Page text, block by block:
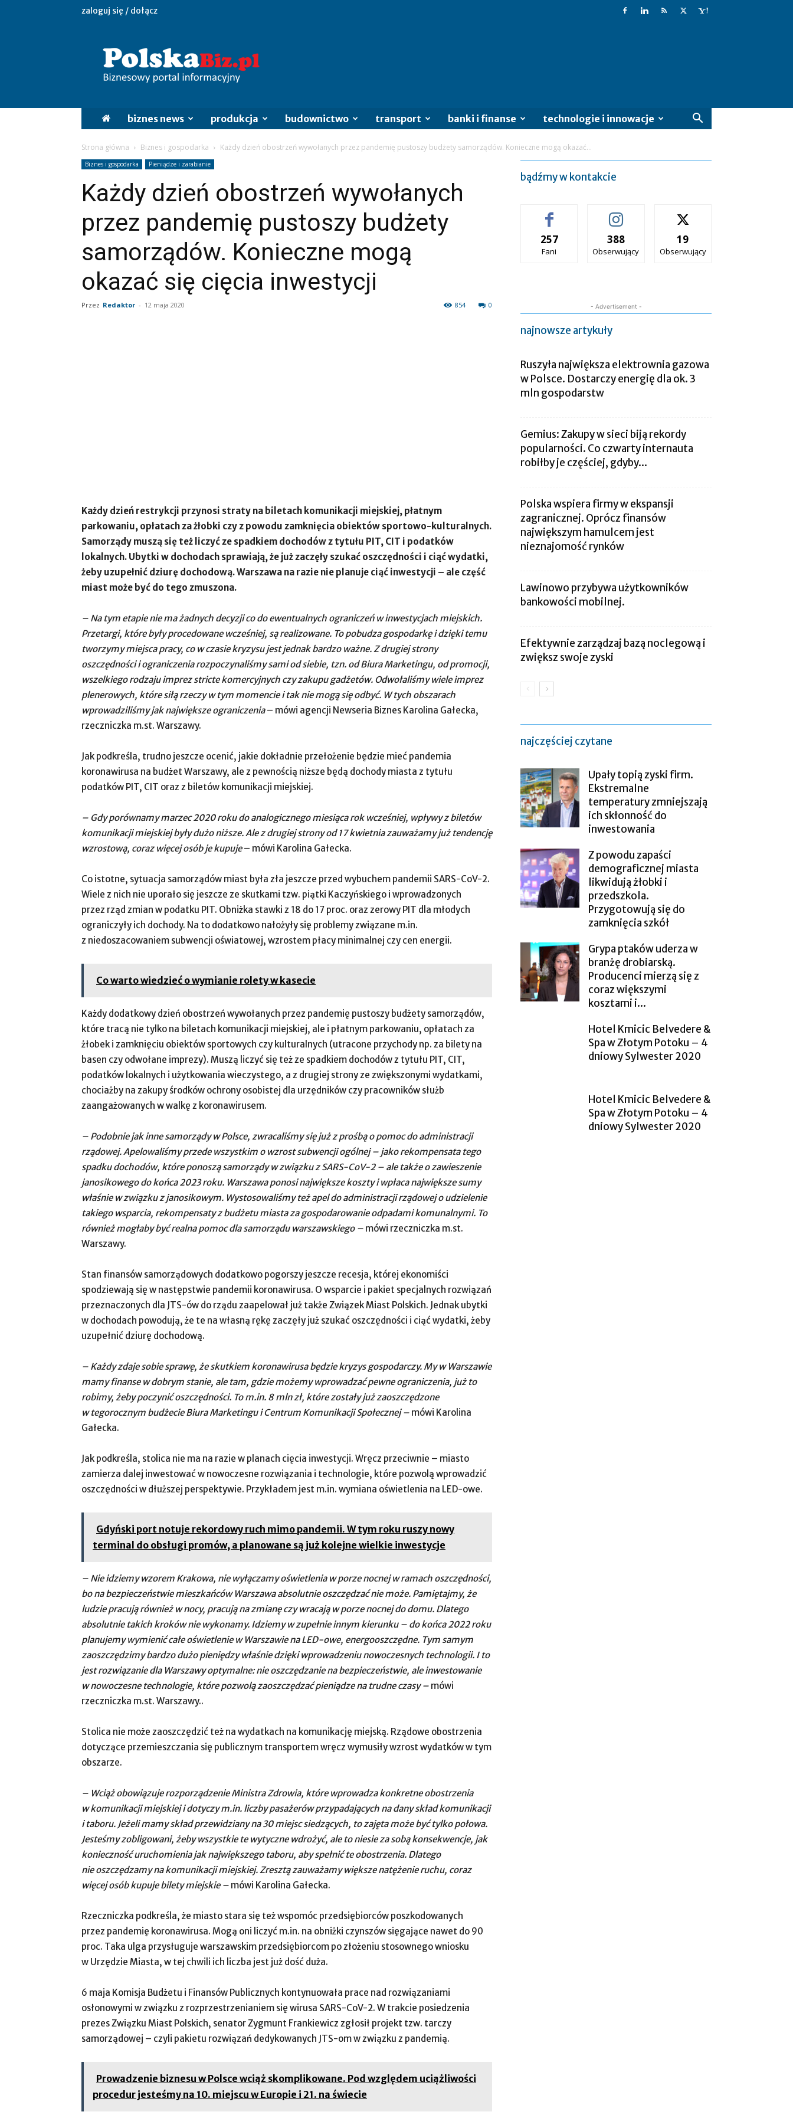
zaloguj się / dołącz
biznes news produkcja budownictwo transport banki i finanse technologie i innowacje
Strona główna Biznes i gospodarka Każdy dzień obostrzeń wywołanych przez pandemię pustoszy budżety samorządów. Konieczne mogą okazać...
Biznes i gospodarka Pieniądze i zarabianie
Każdy dzień obostrzeń wywołanych
przez pandemię pustoszy budżety
samorządów. Konieczne mogą
okazać się cięcia inwestycji
Przez Redaktor - 12 maja 2020 0
854
Każdy dzień restrykcji przynosi straty na biletach komunikacji miejskiej, płatnym
parkowaniu, opłatach za żłobki czy z powodu zamknięcia obiektów sportowo-kulturalnych.
Samorządy muszą się też liczyć ze spadkiem dochodów z tytułu PIT, CIT i podatków
lokalnych. Ubytki w dochodach sprawiają, że już zaczęły szukać oszczędności i ciąć wydatki,
żeby uzupełnić dziurę dochodową. Warszawa na razie nie planuje ciąć inwestycji – ale część
miast może być do tego zmuszona.
– Na tym etapie nie ma żadnych decyzji co do ewentualnych ograniczeń w inwestycjach miejskich.
Przetargi, które były procedowane wcześniej, są realizowane. To pobudza gospodarkę i dzięki temu
tworzymy miejsca pracy, co w czasie kryzysu jest jednak bardzo ważne. Z drugiej strony
oszczędności i ograniczenia rozpoczynaliśmy sami od siebie, tzn. od Biura Marketingu, od promocji,
wszelkiego rodzaju imprez stricte komercyjnych czy zakupu gadżetów. Odwołaliśmy wiele imprez
plenerowych, które siłą rzeczy w tym momencie i tak nie mogą się odbyć. W tych obszarach
wprowadziliśmy jak największe ograniczenia– mówi agencji Newseria Biznes Karolina Gałecka,
rzeczniczka m.st. Warszawy.
Jak podkreśla, trudno jeszcze ocenić, jakie dokładnie przełożenie będzie mieć pandemia
koronawirusa na budżet Warszawy, ale z pewnością niższe będą dochody miasta z tytułu
podatków PIT, CIT oraz z biletów komunikacji miejskiej.
– Gdy porównamy marzec 2020 roku do analogicznego miesiąca rok wcześniej, wpływy z biletów
komunikacji miejskiej były dużo niższe. Ale z drugiej strony od 17 kwietnia zauważamy już tendencję
wzrostową, coraz więcej osób je kupuje– mówi Karolina Gałecka.
Co istotne, sytuacja samorządów miast była zła jeszcze przed wybuchem pandemii SARS-CoV-2.
Wiele z nich nie uporało się jeszcze ze skutkami tzw. piątki Kaczyńskiego i wprowadzonych
przez rząd zmian w podatku PIT. Obniżka stawki z 18 do 17 proc. oraz zerowy PIT dla młodych
ograniczyły ich dochody. Na to dodatkowo nałożyły się problemy związane m.in.
z niedoszacowaniem subwencji oświatowej, wzrostem płacy minimalnej czy cen energii.
Co warto wiedzieć o wymianie rolety w kasecie
Każdy dodatkowy dzień obostrzeń wywołanych przez pandemię pustoszy budżety samorządów,
które tracą nie tylko na biletach komunikacji miejskiej, ale i płatnym parkowaniu, opłatach za
żłobek i zamknięciu obiektów sportowych czy kulturalnych (utracone przychody np. za bilety na
basen czy odwołane imprezy). Muszą liczyć się też ze spadkiem dochodów z tytułu PIT, CIT,
podatków lokalnych i użytkowania wieczystego, a z drugiej strony ze zwiększonymi wydatkami,
chociażby na zakupy środków ochrony osobistej dla urzędników czy pracowników służb
zaangażowanych w walkę z koronawirusem.
– Podobnie jak inne samorządy w Polsce, zwracaliśmy się już z prośbą o pomoc do administracji
rządowej. Apelowaliśmy przede wszystkim o wzrost subwencji ogólnej – jako rekompensata tego
spadku dochodów, które ponoszą samorządy w związku z SARS-CoV-2 – ale także o zawieszenie
janosikowego do końca 2023 roku. Warszawa ponosi największe koszty i wpłaca największe sumy
właśnie w związku z janosikowym. Wystosowaliśmy też apel do administracji rządowej o udzielenie
takiego wsparcia, rekompensaty z budżetu miasta za gospodarowanie odpadami komunalnymi. To
również mogłaby być realna pomoc dla samorządu warszawskiego – mówi rzeczniczka m.st.
Warszawy.
Stan finansów samorządowych dodatkowo pogorszy jeszcze recesja, której ekonomiści
spodziewają się w następstwie pandemii koronawirusa. O wsparcie i pakiet specjalnych rozwiązań
przeznaczonych dla JTS-ów do rządu zaapelował już także Związek Miast Polskich. Jednak ubytki
w dochodach powodują, że te na własną rękę zaczęły już szukać oszczędności i ciąć wydatki, żeby
uzupełnić dziurę dochodową.
– Każdy zdaje sobie sprawę, że skutkiem koronawirusa będzie kryzys gospodarczy. My w Warszawie
mamy finanse w dobrym stanie, ale tam, gdzie możemy wprowadzać pewne ograniczenia, już to
robimy, żeby poczynić oszczędności. To m.in. 8 mln zł, które zostały już zaoszczędzone
w tegorocznym budżecie Biura Marketingu i Centrum Komunikacji Społecznej – mówi Karolina
Gałecka.
Jak podkreśla, stolica nie ma na razie w planach cięcia inwestycji. Wręcz przeciwnie – miasto
zamierza dalej inwestować w nowoczesne rozwiązania i technologie, które pozwolą wprowadzić
oszczędności w dłuższej perspektywie. Przykładem jest m.in. wymiana oświetlenia na LED-owe.
Gdyński port notuje rekordowy ruch mimo pandemii. W tym roku ruszy nowy
terminal do obsługi promów, a planowane są już kolejne wielkie inwestycje
– Nie idziemy wzorem Krakowa, nie wyłączamy oświetlenia w porze nocnej w ramach oszczędności,
bo na bezpieczeństwie mieszkańców Warszawa absolutnie oszczędzać nie może. Pamiętajmy, że
ludzie pracują również w nocy, pracują na zmianę czy wracają w porze nocnej do domu. Dlatego
absolutnie takich kroków nie wykonamy. Idziemy w zupełnie innym kierunku – do końca 2022 roku
planujemy wymienić całe oświetlenie w Warszawie na LED-owe, energooszczędne. Tym samym
zaoszczędzimy bardzo dużo pieniędzy właśnie dzięki wprowadzeniu nowoczesnych technologii. I to
jest rozwiązanie dla Warszawy optymalne: nie oszczędzanie na bezpieczeństwie, ale inwestowanie
w nowoczesne technologie, które pozwolą zaoszczędzać pieniądze na trudne czasy – mówi
rzeczniczka m.st. Warszawy..
Stolica nie może zaoszczędzić też na wydatkach na komunikację miejską. Rządowe obostrzenia
dotyczące przemieszczania się publicznym transportem wręcz wymusiły wzrost wydatków w tym
obszarze.
– Wciąż obowiązuje rozporządzenie Ministra Zdrowia, które wprowadza konkretne obostrzenia
w komunikacji miejskiej i dotyczy m.in. liczby pasażerów przypadających na dany skład komunikacji
i taboru. Jeżeli mamy skład przewidziany na 30 miejsc siedzących, to zajęta może być tylko połowa.
Jesteśmy zobligowani, żeby wszystkie te wytyczne wdrożyć, ale to niesie za sobą konsekwencje, jak
konieczność uruchomienia jak największego taboru, aby spełnić te obostrzenia. Dlatego
nie oszczędzamy na komunikacji miejskiej. Zresztą zauważamy większe natężenie ruchu, coraz
więcej osób kupuje bilety miejskie – mówi Karolina Gałecka.
Rzeczniczka podkreśla, że miasto stara się też wspomóc przedsiębiorców poszkodowanych
przez pandemię koronawirusa. Mogą oni liczyć m.in. na obniżki czynszów sięgające nawet do 90
proc. Taka ulga przysługuje warszawskim przedsiębiorcom po złożeniu stosownego wniosku
w Urzędzie Miasta, w tej chwili ich liczba jest już dość duża.
6 maja Komisja Budżetu i Finansów Publicznych kontynuowała prace nad rozwiązaniami
osłonowymi w związku z rozprzestrzenianiem się wirusa SARS-CoV-2. W trakcie posiedzenia
prezes Związku Miast Polskich, senator Zygmunt Frankiewicz zgłosił projekt tzw. tarczy
samorządowej – czyli pakietu rozwiązań dedykowanych JTS-om w związku z pandemią.
Prowadzenie biznesu w Polsce wciąż skomplikowane. Pod względem uciążliwości
procedur jesteśmy na 10. miejscu w Europie i 21. na świecie
bądźmy w kontakcie
257
Fani
388
Obserwujący
19
Obserwujący
- Advertisement -
najnowsze artykuły
Ruszyła największa elektrownia gazowa
w Polsce. Dostarczy energię dla ok. 3
mln gospodarstw
Gemius: Zakupy w sieci biją rekordy
popularności. Co czwarty internauta
robiłby je częściej, gdyby...
Polska wspiera firmy w ekspansji
zagranicznej. Oprócz finansów
największym hamulcem jest
nieznajomość rynków
Lawinowo przybywa użytkowników
bankowości mobilnej.
Efektywnie zarządzaj bazą noclegową i
zwiększ swoje zyski
najczęściej czytane
Upały topią zyski firm.
Ekstremalne
temperatury zmniejszają
ich skłonność do
inwestowania
Z powodu zapaści
demograficznej miasta
likwidują żłobki i
przedszkola.
Przygotowują się do
zamknięcia szkół
Grypa ptaków uderza w
branżę drobiarską.
Producenci mierzą się z
coraz większymi
kosztami i...
Hotel Kmicic Belvedere &
Spa w Złotym Potoku – 4
dniowy Sylwester 2020
Hotel Kmicic Belvedere &
Spa w Złotym Potoku – 4
dniowy Sylwester 2020